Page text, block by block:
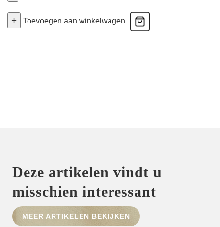
HOME
SHOP
+ Toevoegen aan winkelwagen
Deze artikelen vindt u
misschien interessant
MEER ARTIKELEN BEKIJKEN